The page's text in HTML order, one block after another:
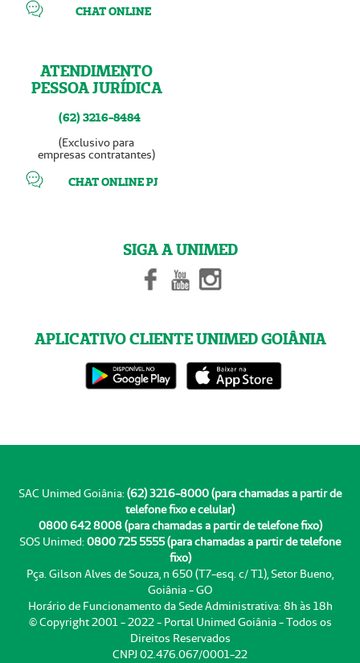
CHAT ONLINE
ATENDIMENTO
PESSOA JURÍDICA
(62) 3216-8484
(Exclusivo para
empresas contratantes)
CHAT ONLINE PJ
SIGA A UNIMED
APLICATIVO CLIENTE UNIMED GOIÂNIA
SAC Unimed Goiânia: (62) 3216-8000 (para chamadas a partir de
telefone fixo e celular)
0800 642 8008 (para chamadas a partir de telefone fixo)
SOS Unimed: 0800 725 5555 (para chamadas a partir de telefone
fixo)
Pça. Gilson Alves de Souza, n 650 (T7-esq. c/ T1), Setor Bueno,
Goiânia - GO
Horário de Funcionamento da Sede Administrativa: 8h às 18h
© Copyright 2001 - 2022 - Portal Unimed Goiânia - Todos os
Direitos Reservados
CNPJ 02.476.067/0001-22